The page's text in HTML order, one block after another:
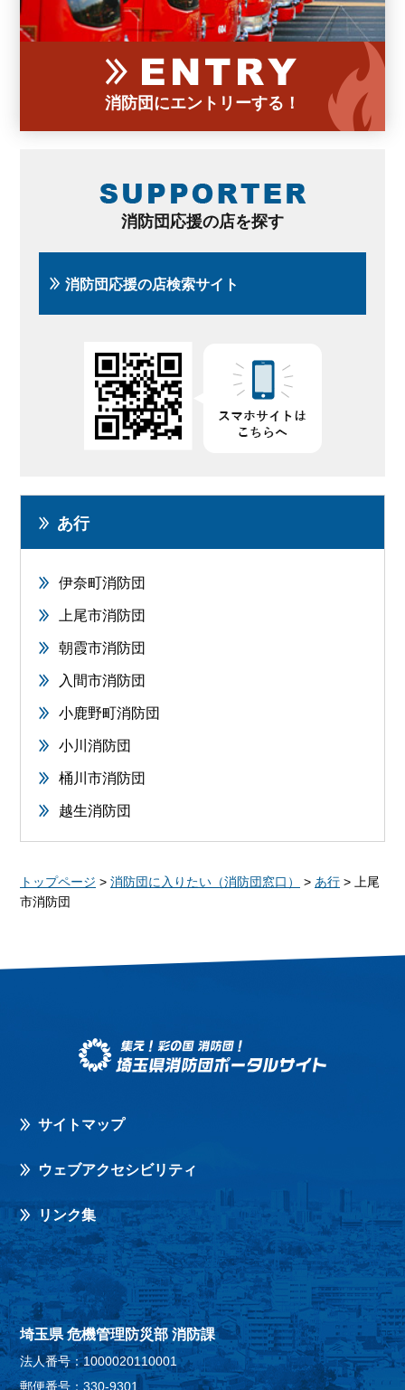
消防団にエントリーする！
消防団応援の店を探す
消防団応援の店検索サイト
あ行
伊奈町消防団
上尾市消防団
朝霞市消防団
入間市消防団
小鹿野町消防団
小川消防団
桶川市消防団
越生消防団
トップページ > 消防団に入りたい（消防団窓口） > あ行 > 上尾
市消防団
サイトマップ
ウェブアクセシビリティ
リンク集
埼玉県 危機管理防災部 消防課
法人番号：1000020110001
郵便番号：330-9301